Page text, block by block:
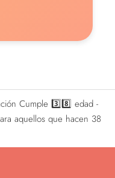
Cumple 3️⃣8️⃣ edad -
aquellos que hacen 38